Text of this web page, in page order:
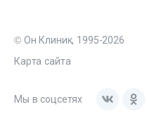
© Он Клиник, 1995-2026
Карта сайта
Мы в соцсетях